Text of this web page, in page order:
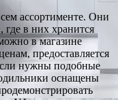
ассортименте. Они
где в них хранится
в магазине
предоставляется
нужны подобные
оснащены